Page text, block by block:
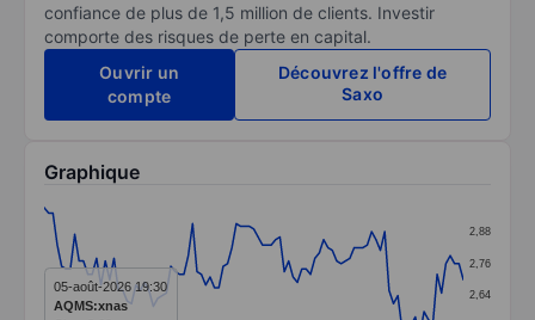
confiance de plus de 1,5 million de clients. Investir
comporte des risques de perte en capital.
Ouvrir un
compte
Découvrez l'offre de
Saxo
Graphique
Line chart with 97 data points.
The chart has 1 X axis displaying categories.
2,64
2,76
2,88
05-août-2026 19:30
AQMS:xnas